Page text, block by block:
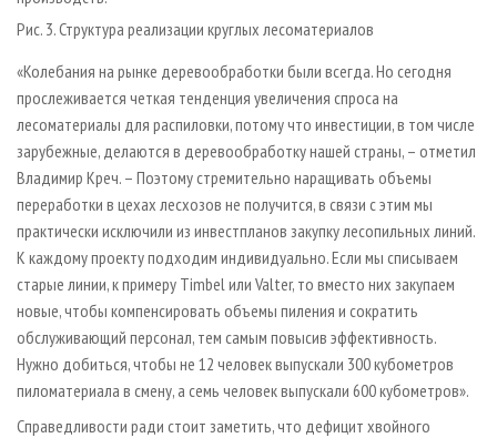
Рис. 3. Структура реализации круглых лесоматериалов
«Колебания на рынке дерево­обработки были всегда. Но сегодня
прослеживается четкая тенденция увеличения спроса на
лесоматериалы для распиловки, потому что инвестиции, в том числе
зарубежные, делаются в деревообработку нашей страны, – отметил
Владимир Креч. – Поэтому стремительно наращивать объемы
переработки в цехах лесхозов не получится, в связи с этим мы
практически исключили из инвестпланов закупку лесопильных линий.
К каждому проекту подходим индивидуально. Если мы списываем
старые линии, к примеру Timbel или Valter, то вместо них закупаем
новые, чтобы компенсировать объемы пиления и сократить
обслуживающий персонал, тем самым повысив эффективность.
Нужно добиться, чтобы не 12 человек выпускали 300 кубометров
пиломатериала в смену, а семь человек выпускали 600 кубометров».
Справедливости ради стоит заметить, что дефицит хвойного